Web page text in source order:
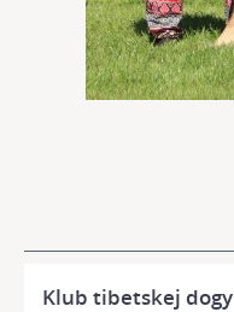
Klub tibetskej dogy